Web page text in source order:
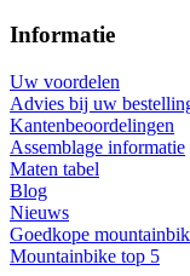
Informatie
Uw voordelen
Advies bij uw
Kantenbeoordelingen
Assemblage informatie
Maten tabel
Blog
Nieuws
Goedkope
Mountainbike top 5